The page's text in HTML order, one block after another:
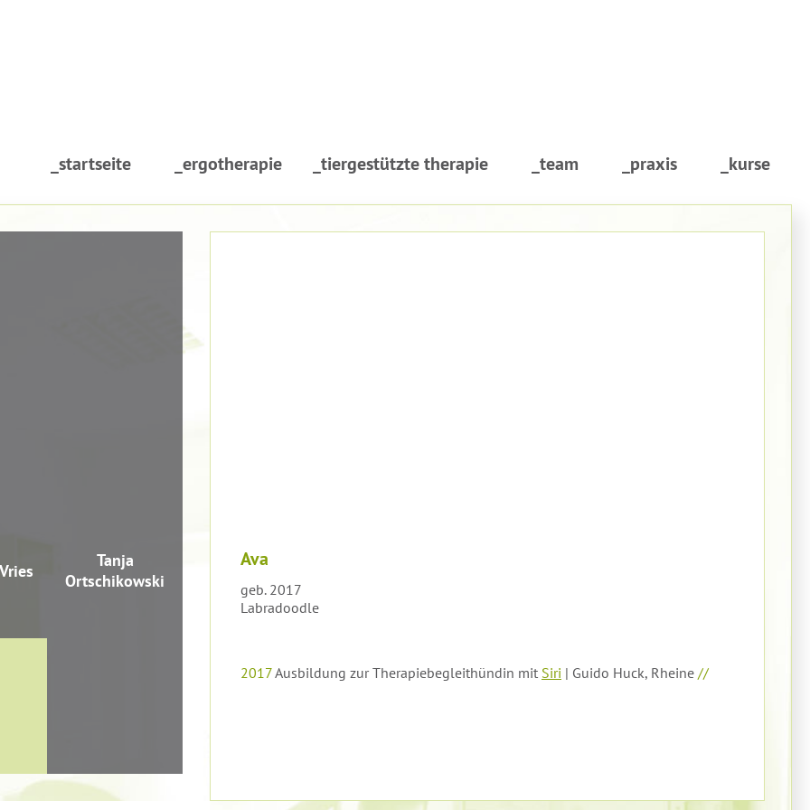
_startseite _ergotherapie _tiergestützte therapie _team _praxis _kurse
Sunka
Tanja
Ortschikowski
Ava
geb. 2017
Labradoodle
2017Ausbildung zur Therapiebegleithündin mit Siri | Guido Huck, Rheine //